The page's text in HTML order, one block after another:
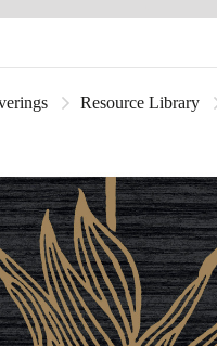
Resource Library